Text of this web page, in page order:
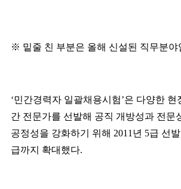
※ 밑줄 친 부분은 올해 신설된 직무분야
‘민간경력자 일괄채용시험’은 다양한 현
간 전문가를 선발해 공직 개방성과 전문
공정성을 강화하기 위해 2011 년 5급 선
급까지 확대했다.